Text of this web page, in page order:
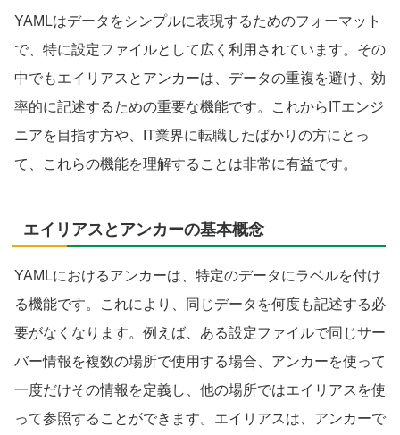
YAMLはデータをシンプルに表現するためのフォーマット
で、特に設定ファイルとして広く利用されています。その
中でもエイリアスとアンカーは、データの重複を避け、効
率的に記述するための重要な機能です。これからITエンジ
ニアを目指す方や、IT業界に転職したばかりの方にとっ
て、これらの機能を理解することは非常に有益です。
エイリアスとアンカーの基本概念
YAMLにおけるアンカーは、特定のデータにラベルを付け
る機能です。これにより、同じデータを何度も記述する必
要がなくなります。例えば、ある設定ファイルで同じサー
バー情報を複数の場所で使用する場合、アンカーを使って
一度だけその情報を定義し、他の場所ではエイリアスを使
って参照することができます。エイリアスは、アンカーで